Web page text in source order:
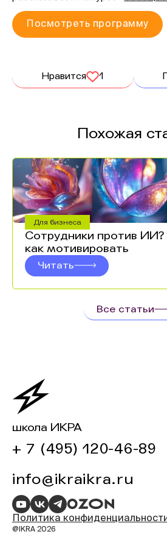
Посмотреть программу
Нравится 1
Похожая
Для бизнеса
Сотрудники против ИИ?
как мотивировать
Читать
Все статьи
школа ИКРА
+ 7 (495) 120-46-89
info@ikraikra.ru
Политика
@IKRA 2026